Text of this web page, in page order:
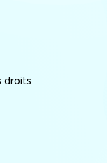
droits